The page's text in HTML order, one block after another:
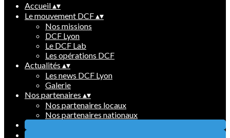
Accueil▴▾
Le mouvement DCF▴▾
Nos missions
DCF Lyon
Le DCF Lab
Les opérations DCF
Actualités ▴▾
Les news DCF Lyon
Galerie
Nos partenaires ▴▾
Nos partenaires locaux
Nos partenaires nationaux